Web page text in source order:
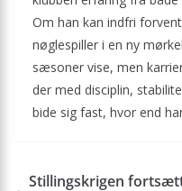
Om han kan indfri
nøglespiller i en ny
sæsoner vise, men
der med disciplin,
bide sig fast, hvor end
Stillingskrigen